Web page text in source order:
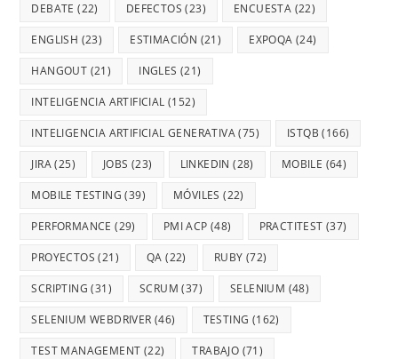
DEBATE (22) DEFECTOS (23) ENCUESTA (22)
ENGLISH (23) ESTIMACIÓN (21) EXPOQA (24)
HANGOUT (21) INGLES (21)
INTELIGENCIA ARTIFICIAL (152)
INTELIGENCIA ARTIFICIAL GENERATIVA(75) ISTQB (166)
JIRA(25) JOBS (23) LINKEDIN (28) MOBILE (64)
MOBILE TESTING (39) MÓVILES (22)
PERFORMANCE (29) PMI ACP (48) PRACTITEST (37)
PROYECTOS (21) QA (22) RUBY (72)
SCRIPTING (31) SCRUM (37) SELENIUM (48)
SELENIUM WEBDRIVER (46) TESTING (162)
TEST MANAGEMENT (22) TRABAJO (71)